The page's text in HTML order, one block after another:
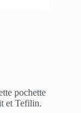
pochette
et Tefilin.